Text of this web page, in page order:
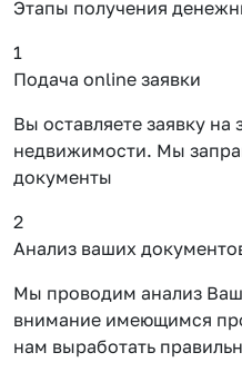
Этапы получения
1
Подача online заявки
Вы оставляете заявку на
недвижимости. Мы
документы
2
Анализ ваших
Мы проводим анализ
внимание имеющимся
нам выработать